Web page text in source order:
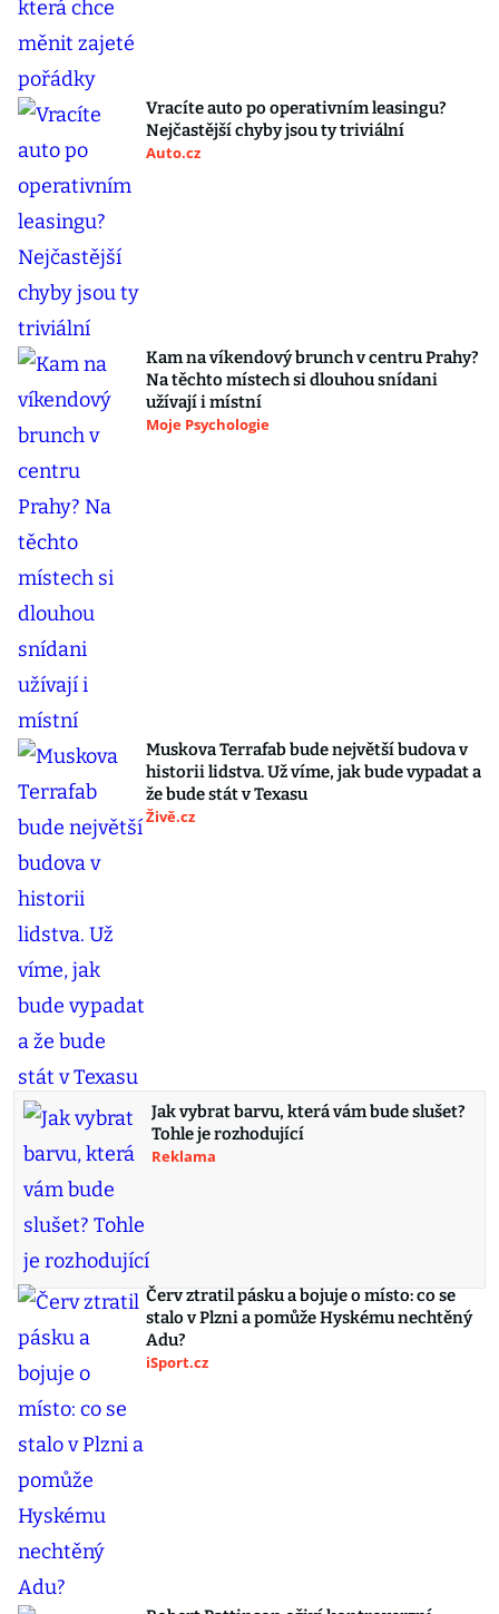
Vracíte auto po operativním leasingu?
Nejčastější chyby jsou ty triviální
Auto.cz
Kam na víkendový brunch v centru Prahy?
Na těchto místech si dlouhou snídani
užívají i místní
Moje Psychologie
Muskova Terrafab bude největší budova v
historii lidstva. Už víme, jak bude vypadat a
že bude stát v Texasu
Živě.cz
Jak vybrat barvu, která vám bude slušet?
Tohle je rozhodující
Reklama
Červ ztratil pásku a bojuje o místo: co se
stalo v Plzni a pomůže Hyskému nechtěný
Adu?
iSport.cz